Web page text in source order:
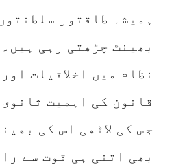
ہمیشہ طاقتور سلطنتوں
بھینٹ چڑھتی رہی ہیں۔
نظام میں اخلاقیات اور
قانون کی اہمیت ثانوی
جس کی لاٹھی اس کی
بھی اتنی ہی قوت سے